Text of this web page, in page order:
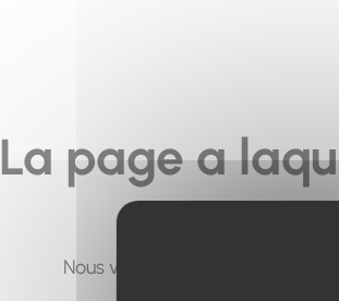
La page a
Nous vous invitons à utiliser le